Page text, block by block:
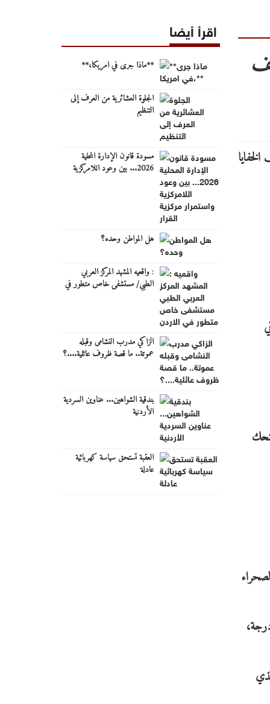
اقرأ أيضا
**ماذا جرى في امريكا،**
الجلوة العشائرية من العرف إلى
التنظيم
مسودة قانون الإدارة المحلية
2026... بين وعود اللامركزية
هل المواطن وحده؟
: واقعيه المشهد المركز العربي
الطبي/ مستشفى خاص متطور في
الزاكي مدرب النشامى وقبله
عموتة.. ما قصة ظروف عائلية....؟
بندقية الشواهين... عناوين السردية
الأردنية
العقبة تستحق سياسة كهربائية
عادلة